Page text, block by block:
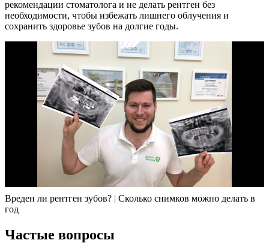
рекомендации стоматолога и не делать рентген без
необходимости, чтобы избежать лишнего облучения и
сохранить здоровье зубов на долгие годы.
Вреден ли рентген зубов? | Сколько снимков можно делать в
год
Частые вопросы